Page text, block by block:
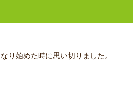
り始めた時に思い切りました。